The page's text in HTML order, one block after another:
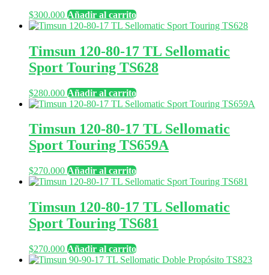
$300.000 Añadir al carrito
Timsun 120-80-17 TL Sellomatic
Sport Touring TS628
$280.000 Añadir al carrito
Timsun 120-80-17 TL Sellomatic
Sport Touring TS659A
$270.000 Añadir al carrito
Timsun 120-80-17 TL Sellomatic
Sport Touring TS681
$270.000 Añadir al carrito